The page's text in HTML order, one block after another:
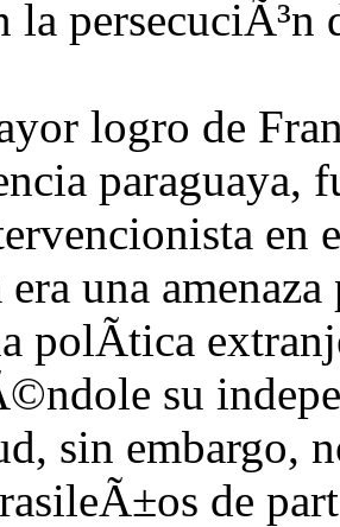
la persecuciÃ³n
logro de
en
una
polÃ­tica
su
sin embargo,
de